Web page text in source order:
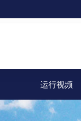
运行视频